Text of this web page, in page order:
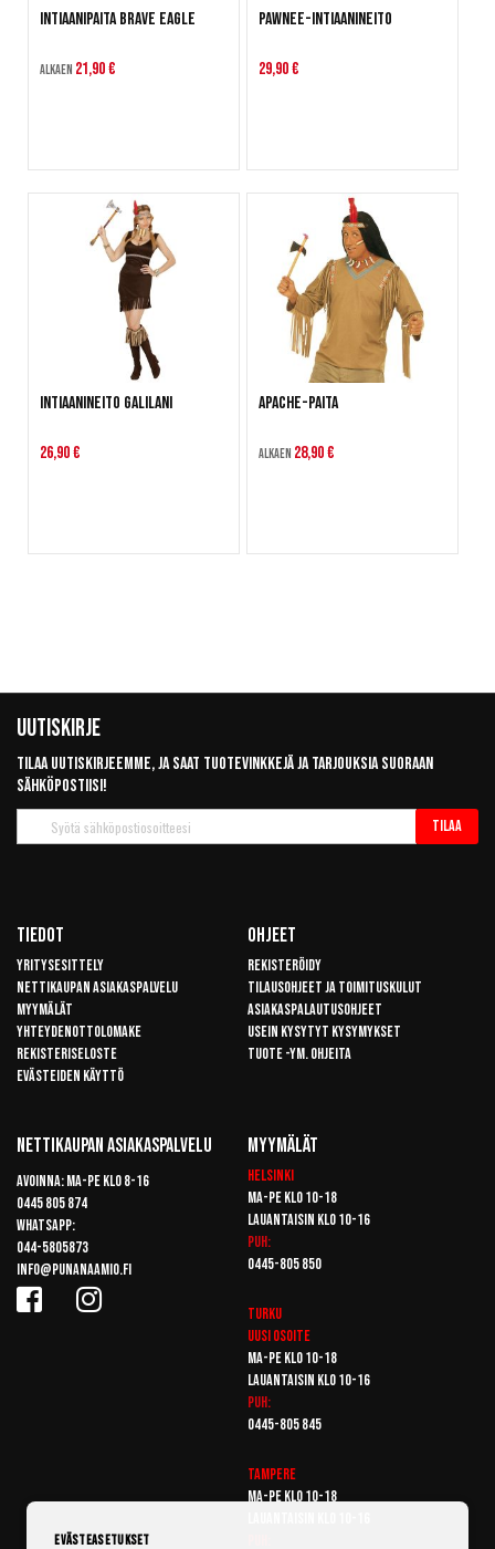
Intiaanipaita Brave Eagle
Alkaen 21,90 €
Pawnee-intiaanineito
29,90 €
Intiaanineito Galilani
26,90 €
Apache-paita
Alkaen 28,90 €
Uutiskirje
Tilaa uutiskirjeemme, ja saat tuotevinkkejä ja tarjouksia suoraan
sähköpostiisi!
uutiskirje
Tilaa
Tiedot
Yritysesittely
Nettikaupan asiakaspalvelu
Myymälät
Yhteydenottolomake
Rekisteriseloste
Evästeiden käyttö
Ohjeet
Rekisteröidy
Tilausohjeet ja toimituskulut
Asiakaspalautusohjeet
Usein kysytyt kysymykset
Tuote -ym. ohjeita
Nettikaupan Asiakaspalvelu
Avoinna: Ma-pe klo 8-16
0445 805 874
Whatsapp:
044-5805873
info@punanaamio.fi
Myymälät
Helsinki
Ma-pe klo 10-18
Lauantaisin klo 10-16
Puh:
0445-805 850
Turku
Uusi osoite
Ma-pe klo 10-18
Lauantaisin klo 10-16
Puh:
0445-805 845
Tampere
Ma-pe klo 10-18
Evästeasetukset